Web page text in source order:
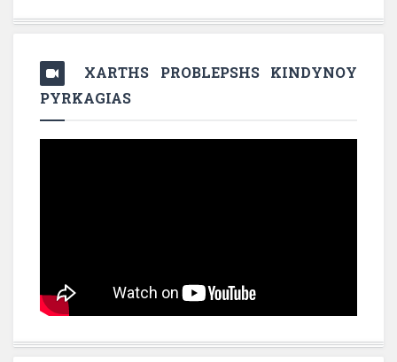
XARTHS PROBLEPSHS KINDYNOY
PYRKAGIAS